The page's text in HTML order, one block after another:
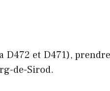
et D471),
de-Sirod.